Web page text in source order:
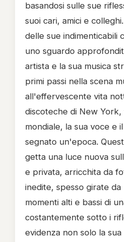
basandosi sulle sue
suoi cari, amici e
delle sue indimenticabili
uno sguardo
artista e la sua musica
primi passi nella scena
all'effervescente vita
discoteche di New York,
mondiale, la sua voce e
segnato un'epoca.
getta una luce nuova
e privata, arricchita da
inedite, spesso girate da
momenti alti e bassi di
costantemente sotto i
evidenza non solo la